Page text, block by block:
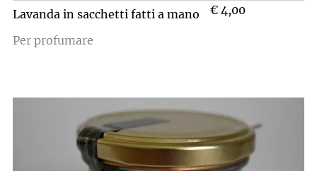
Lavanda in sacchetti fatti a mano
Per profumare
€ 4,00